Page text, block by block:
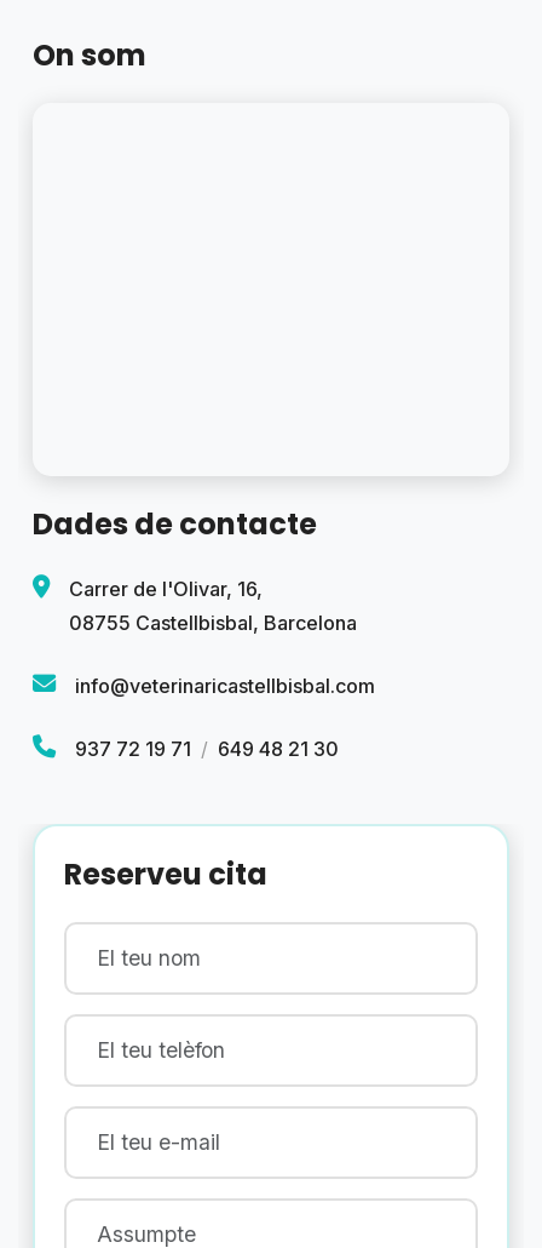
On som
Dades de contacte
Carrer de l'Olivar, 16,
08755 Castellbisbal, Barcelona
info@veterinaricastellbisbal.com
937 72 19 71 / 649 48 21 30
Reserveu cita